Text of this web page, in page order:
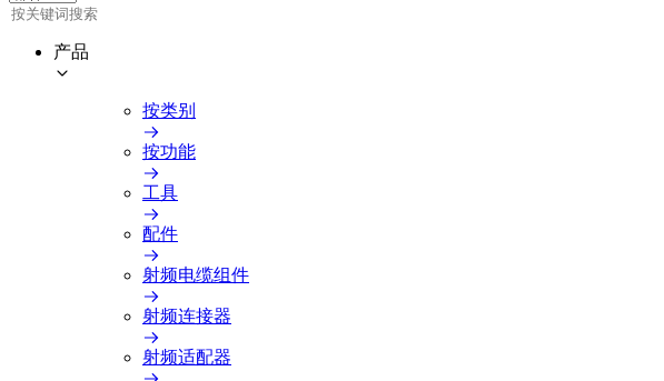
产品
按类别
按功能
工具
配件
射频电缆组件
射频连接器
射频适配器